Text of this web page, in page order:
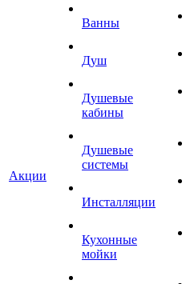
Акции
Ванны
Душ
Душевые
кабины
Душевые
системы
Инсталляции
Кухонные
мойки